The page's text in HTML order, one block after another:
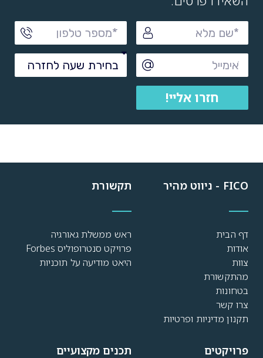
חזרו אליי!
FICO - ניווט מהיר
דף הבית
אודות
צוות
מהתקשורת
בטחונות
צרו קשר
תקנון מדיניות ופרטיות
תקשורת
ראש ממשלת גאורגיה
פרויקט סנטרופוליס Forbes
היאט מודיעה על תוכניות
פרויקטים תכנים מקצועיים